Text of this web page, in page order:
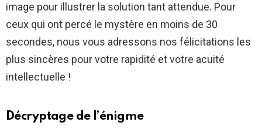
image pour illustrer la solution tant attendue. Pour
ceux qui ont percé le mystère en moins de 30
secondes, nous vous adressons nos félicitations les
plus sincères pour votre rapidité et votre acuité
intellectuelle !
Décryptage de l’énigme